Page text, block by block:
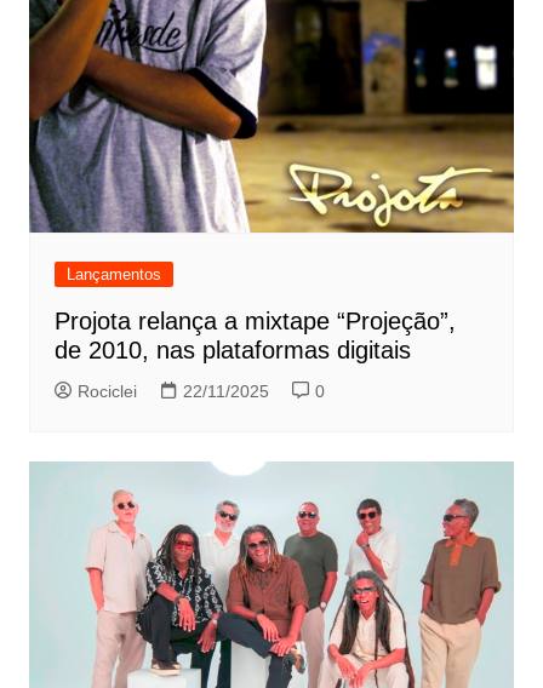
Lançamentos
Projota relança a mixtape “Projeção”,
de 2010, nas plataformas digitais
Rociclei 22/11/2025 0